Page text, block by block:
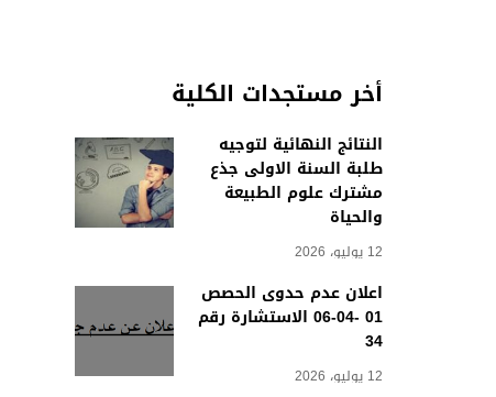
أخر مستجدات الكلية
النتائج النهائية لتوجيه
طلبة السنة الاولى جذع
مشترك علوم الطبيعة
والحياة
12 يوليو، 2026
اعلان عدم حدوى الحصص
01 -04-06 الاستشارة رقم
34
12 يوليو، 2026